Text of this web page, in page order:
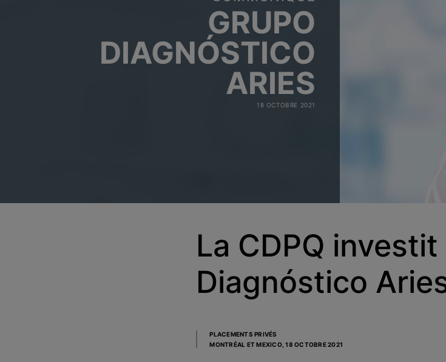
GRUPO
DIAGNÓSTICO
ARIES
18 OCTOBRE 2021
La CDPQ
Diagnóstico
PLACEMENTS PRIVÉS
MONTRÉAL ET MEXICO,18 OCTOBRE 2021